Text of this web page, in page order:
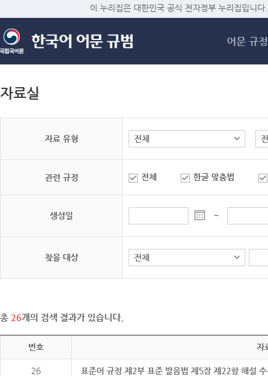
메
이 누리집은 대한민국 공식 전자정부 누리집입니다.
어문 규정
자료실
자료 유형
관련 규정 전체 한글 맞춤법
생성일 ~
찾을 대상
총 26개의 검색 결과가 있습니다.
번호 자
26 표준어 규정 제2부 표준 발음법 제5장 제22항 해설